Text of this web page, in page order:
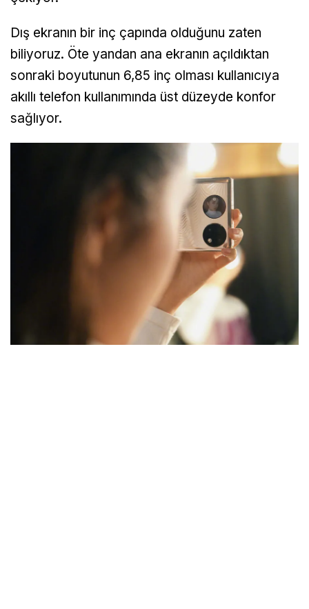
Dış ekranın bir inç çapında olduğunu zaten
biliyoruz. Öte yandan ana ekranın açıldıktan
sonraki boyutunun 6,85 inç olması kullanıcıya
akıllı telefon kullanımında üst düzeyde konfor
sağlıyor.